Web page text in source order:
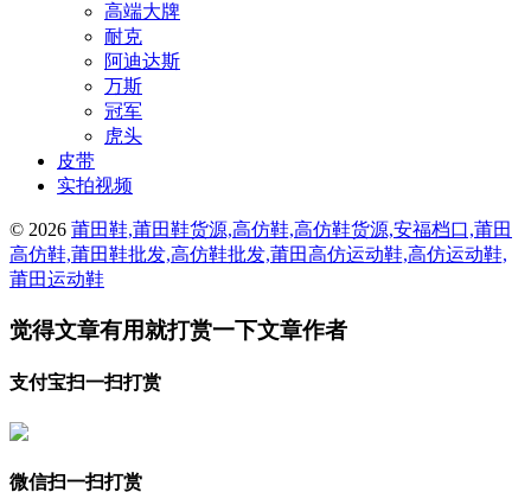
高端大牌
耐克
阿迪达斯
万斯
冠军
虎头
皮带
实拍视频
© 2026 莆田鞋,莆田鞋货源,高仿鞋,高仿鞋货源,安福档口,莆田
高仿鞋,莆田鞋批发,高仿鞋批发,莆田高仿运动鞋,高仿运动鞋,
莆田运动鞋
觉得文章有用就打赏一下文章作者
支付宝扫一扫打赏
微信扫一扫打赏